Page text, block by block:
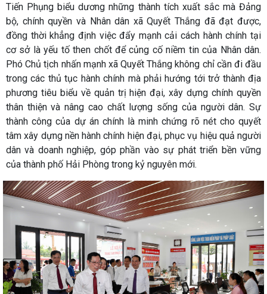
Tiến Phụng biểu dương những thành tích xuất sắc mà Đảng
bộ, chính quyền và Nhân dân xã Quyết Thắng đã đạt được,
đồng thời khẳng định việc đẩy mạnh cải cách hành chính tại
cơ sở là yếu tố then chốt để củng cố niềm tin của Nhân dân.
Phó Chủ tịch nhấn mạnh xã Quyết Thắng không chỉ cần đi đầu
trong các thủ tục hành chính mà phải hướng tới trở thành địa
phương tiêu biểu về quản trị hiện đại, xây dựng chính quyền
thân thiện và nâng cao chất lượng sống của người dân. Sự
thành công của dự án chính là minh chứng rõ nét cho quyết
tâm xây dựng nền hành chính hiện đại, phục vụ hiệu quả người
dân và doanh nghiệp, góp phần vào sự phát triển bền vững
của thành phố Hải Phòng trong kỷ nguyên mới.